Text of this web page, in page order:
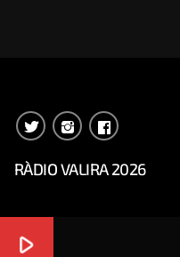
RÀDIO VALIRA 2026
play_arrow